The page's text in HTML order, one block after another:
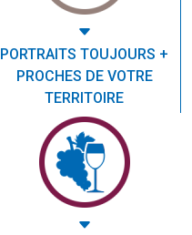
PORTRAITS TOUJOURS +
PROCHES DE VOTRE
TERRITOIRE